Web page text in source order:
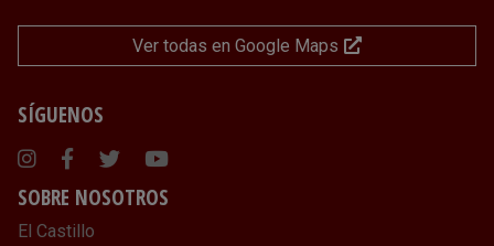
Ver todas en Google Maps
SÍGUENOS
Instagram
Facebook
TwitterYoutube
SOBRE NOSOTROS
El Castillo